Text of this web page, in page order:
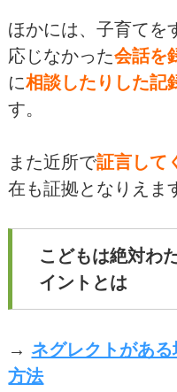
ほかには、子育てを
応じなかった会話を
に相談したりした記
す。
また近所で証言して
在も証拠となりえま
こどもは絶対わ
イントとは
→ ネグレクトがあ
方法